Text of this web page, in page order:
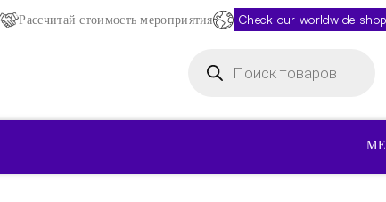
Рассчитай стоимость мероприятия Check our worldwide
товаров